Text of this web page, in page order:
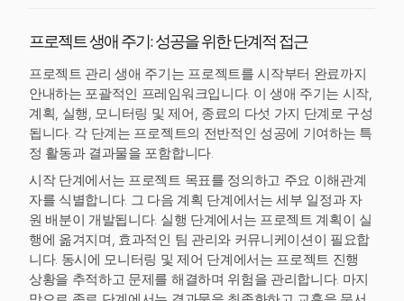
프로젝트 생애 주기: 성공을 위한 단계적 접근
프로젝트 관리 생애 주기는 프로젝트를 시작부터 완료까지
안내하는 포괄적인 프레임워크입니다. 이 생애 주기는 시작,
계획, 실행, 모니터링 및 제어, 종료의 다섯 가지 단계로 구성
됩니다. 각 단계는 프로젝트의 전반적인 성공에 기여하는 특
정 활동과 결과물을 포함합니다.
시작 단계에서는 프로젝트 목표를 정의하고 주요 이해관계
자를 식별합니다. 그 다음 계획 단계에서는 세부 일정과 자
원 배분이 개발됩니다. 실행 단계에서는 프로젝트 계획이 실
행에 옮겨지며, 효과적인 팀 관리와 커뮤니케이션이 필요합
니다. 동시에 모니터링 및 제어 단계에서는 프로젝트 진행
상황을 추적하고 문제를 해결하며 위험을 관리합니다. 마지